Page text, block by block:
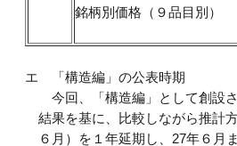
銘柄別価格（９品目別）
エ 「構造編」の公表時期
今回、「構造編」として創設
結果を基に、比較しながら推計
６月）を１年延期し、27年６月